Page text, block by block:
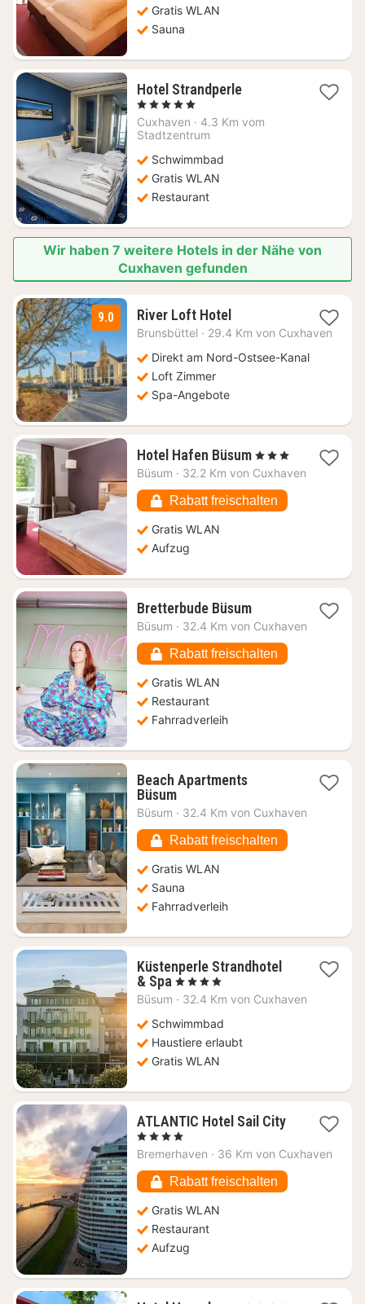
Gratis WLAN
Sauna
Hotel Strandperle1
ab
, 5 Sterne
Cuxhaven · 4.3 Km vom
Stadtzentrum
Schwimmbad
Gratis WLAN
Restaurant
Wir haben 7 weitere Hotels in der Nähe von
Cuxhaven gefunden
9.0 River Loft Hotel1
Nacht
132
Brunsbüttel · 29.4 Km von Cuxhaven
Direkt am Nord-Ostsee-Kanal
Loft Zimmer
Spa-Angebote
Hotel Hafen Büsum1
Nacht
161,17
€
, 3 Sterne
Büsum · 32.2 Km von Cuxhaven
Rabatt freischalten
Gratis WLAN
Aufzug
Bretterbude Büsum1
Nacht
127,01
€
Büsum · 32.4 Km von Cuxhaven
Rabatt freischalten
Gratis WLAN
Restaurant
Fahrradverleih
Beach Apartments
Büsum1
Nacht
169,22
€
Büsum · 32.4 Km von Cuxhaven
Rabatt freischalten
Gratis WLAN
Sauna
Fahrradverleih
Küstenperle Strandhotel
& Spa 1
Nacht
203,41
€
, 4 Sterne
Büsum · 32.4 Km von Cuxhaven
Schwimmbad
Haustiere erlaubt
Gratis WLAN
ATLANTIC Hotel Sail City1
ab
€
, 4 Sterne
Bremerhaven · 36 Km von Cuxhaven
Rabatt freischalten
Gratis WLAN
Restaurant
Aufzug